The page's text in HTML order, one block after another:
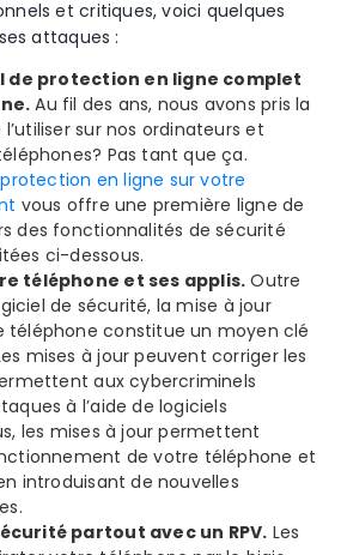
et critiques, voici quelques
attaques :
de protection en ligne complet
Au fil des ans, nous avons pris la
sur nos ordinateurs et
Pas tant que ça.
protection en ligne sur votre
vous offre une première ligne de
des fonctionnalités de sécurité
ci-dessous.
téléphone et ses applis. Outre
de sécurité, la mise à jour
téléphone constitue un moyen clé
mises à jour peuvent corriger les
aux cybercriminels
à l’aide de logiciels
les mises à jour permettent
de votre téléphone et
introduisant de nouvelles
partout avec un RPV. Les